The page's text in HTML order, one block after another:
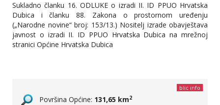
Sukladno članku 16. ODLUKE o izradi II. ID PPUO Hrvatska
Dubica i članku 88. Zakona o prostornom uređenju
(„Narodne novine“ broj: 153/13.) Nositelj izrade obavještava
javnost o izradi II. ID PPUO Hrvatska Dubica na mrežnoj
stranici Općine Hrvatska Dubica
blic info
Površina Općine: 131,65 km2